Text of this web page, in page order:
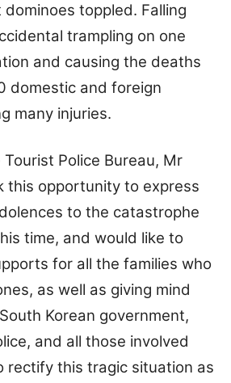
toppled. Falling
trampling on one
and causing the deaths
domestic and foreign
many injuries.
Police Bureau, Mr
this opportunity to express
to the catastrophe
time, and would like to
for all the families who
as well as giving mind
Korean government,
and all those involved
rectify this tragic situation as